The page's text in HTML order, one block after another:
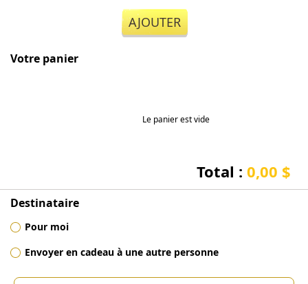
AJOUTER
Votre panier
Le panier est vide
Total : 0,00 $
Destinataire
Pour moi
Envoyer en cadeau à une autre personne